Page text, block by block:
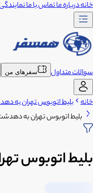
خانهدرباره ماتماس با ما
سوالات متداول سفرهای من
خانه بلیط اتوبوس تهران به
بلیط اتوبوس تهران به
بلیط اتوبوس